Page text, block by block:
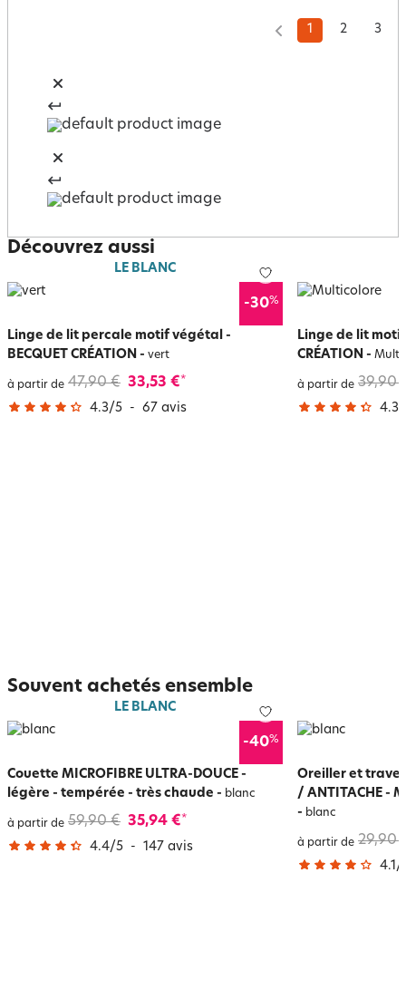
1 2 3
Découvrez aussi
LE BLANC
-30%
Linge de lit percale motif végétal -
BECQUET CRÉATION - vert
à partir de 47,90 € 33,53 €*
4.3/5 - 67 avis
Linge de lit
CRÉATION -
à partir de 39,90
4.3
Souvent achetés ensemble
LE BLANC
-40%
Couette MICROFIBRE ULTRA-DOUCE -
légère - tempérée - très chaude - blanc
à partir de 59,90 € 35,94 €*
4.4/5 - 147 avis
Oreiller et
/ ANTITACHE -
- blanc
à partir de 29,90
4.1 /